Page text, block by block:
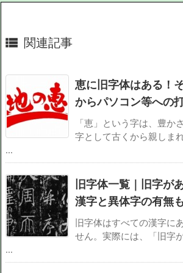
 関連記事
恵に旧字体はある！
からパソコン等への
「恵」という字は、豊か
字として古くから親しま
...
旧字体一覧｜旧字が
漢字と異体字の有無
旧字体はすべての漢字に
せん。実際には、「旧字
...